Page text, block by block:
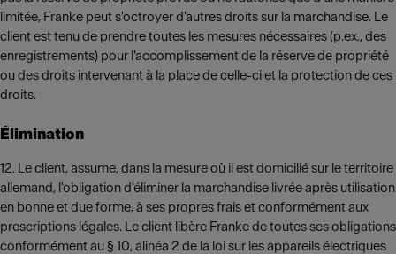
limitée, Franke peut s'octroyer d'autres droits sur la marchandise. Le
client est tenu de prendre toutes les mesures nécessaires (p.ex., des
enregistrements) pour l'accomplissement de la réserve de propriété
ou des droits intervenant à la place de celle-ci et la protection de ces
droits.
Élimination
12. Le client, assume, dans la mesure où il est domicilié sur le territoire
allemand, l'obligation d'éliminer la marchandise livrée après utilisation
en bonne et due forme, à ses propres frais et conformément aux
prescriptions légales. Le client libère Franke de toutes ses obligations
conformément au § 10, alinéa 2 de la loi sur les appareils électriques